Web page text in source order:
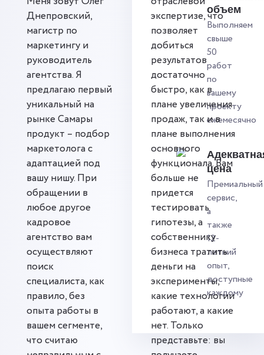
объем
Выполняем
свыше
50
работ
по
вашему
проекту
ежемесячно
цена
Премиальный
сервис,
а
также
12-
летний
опыт,
доступные
каждому
Днепровский,
магистр по
маркетингу и
руководитель
агентства. Я
предлагаю первый
уникальный на
рынке Самары
продукт – подбор
маркетолога с
адаптацией под
вашу нишу. При
обращении в
любое другое
кадровое
агентство вам
осуществляют
поиск
специалиста, как
правило, без
опыта работы в
вашем сегменте,
что считаю
экспертизе, что
позволяет
добиться
результатов
достаточно
быстро, как в
плане увеличения
продаж, так и в
плане выполнения
основного
функционала. Вам
больше не
придется
тестировать
гипотезы, а
собственнику
бизнеса тратить
деньги на
эксперименты,
какие технологии
работают, а какие
нет. Только
представьте: вы